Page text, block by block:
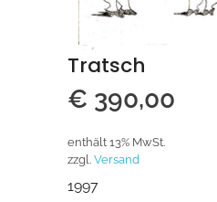
Tratsch
€ 390,00
enthält 13% MwSt.
zzgl. Versand
1997